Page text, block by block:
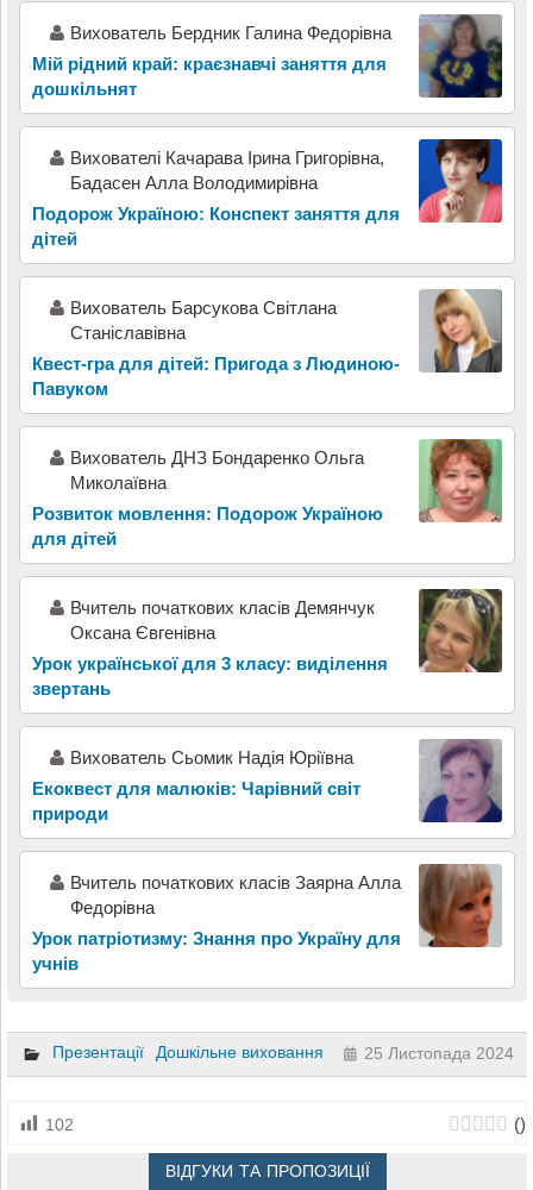
Вихователь Бердник Галина Федорівна
Мій рідний край: краєзнавчі заняття для
дошкільнят
Вихователі Качарава Ірина Григорівна,
Бадасен Алла Володимирівна
Подорож Україною: Конспект заняття для
дітей
Вихователь Барсукова Світлана
Станіславівна
Квест-гра для дітей: Пригода з Людиною-
Павуком
Вихователь ДНЗ Бондаренко Ольга
Миколаївна
Розвиток мовлення: Подорож Україною
для дітей
Вчитель початкових класів Демянчук
Оксана Євгенівна
Урок української для 3 класу: виділення
звертань
Вихователь Сьомик Надія Юріївна
Екоквест для малюків: Чарівний світ
природи
Вчитель початкових класів Заярна Алла
Федорівна
Урок патріотизму: Знання про Україну для
учнів
Презентації Дошкільне виховання 25 Листопада 2024
102 ()
ВІДГУКИ ТА ПРОПОЗИЦІЇ